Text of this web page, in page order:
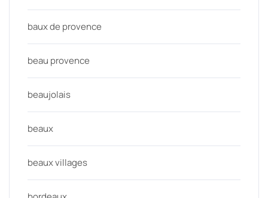
baux de provence
beau provence
beaujolais
beaux
beaux villages